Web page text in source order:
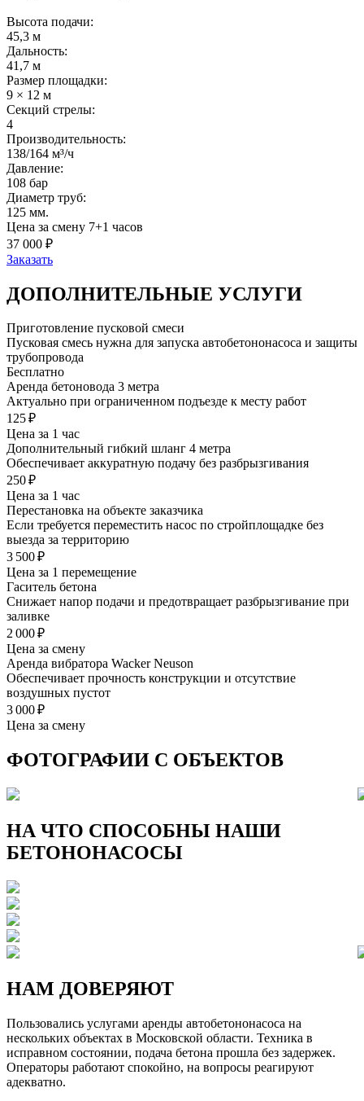
Высота подачи:
45,3 м
Дальность:
41,7 м
Размер площадки:
9 × 12 м
Секций стрелы:
4
Производительность:
138/164 м³/ч
Давление:
108 бар
Диаметр труб:
125 мм.
Цена за смену 7+1 часов
37 000 ₽
Заказать
ДОПОЛНИТЕЛЬНЫЕ УСЛУГИ
Приготовление пусковой смеси
Пусковая смесь нужна для запуска автобетононасоса и защиты
трубопровода
Бесплатно
Аренда бетоновода 3 метра
Актуально при ограниченном подъезде к месту работ
125 ₽
Цена за 1 час
Дополнительный гибкий шланг 4 метра
Обеспечивает аккуратную подачу без разбрызгивания
250 ₽
Цена за 1 час
Перестановка на объекте заказчика
Если требуется переместить насос по стройплощадке без
выезда за территорию
3 500 ₽
Цена за 1 перемещение
Гаситель бетона
Снижает напор подачи и предотвращает разбрызгивание при
заливке
2 000 ₽
Цена за смену
Аренда вибратора Wacker Neuson
Обеспечивает прочность конструкции и отсутствие
воздушных пустот
3 000 ₽
Цена за смену
ФОТОГРАФИИ С ОБЪЕКТОВ
НА ЧТО СПОСОБНЫ НАШИ
БЕТОНОНАСОСЫ
НАМ ДОВЕРЯЮТ
Пользовались услугами аренды автобетононасоса на
нескольких объектах в Московской области. Техника в
исправном состоянии, подача бетона прошла без задержек.
Операторы работают спокойно, на вопросы реагируют
адекватно.